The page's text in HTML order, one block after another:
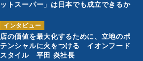
ットスーパー」は日本でも成立できるか
インタビュー
店の価値を最大化するために、立地のポ
テンシャルに火をつける イオンフード
スタイル 平田 炎社長